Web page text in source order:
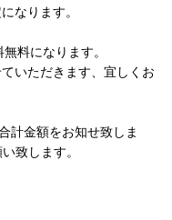
なります。
料になります。
いただきます、宜しくお
計金額をお知せ致しま
致します。